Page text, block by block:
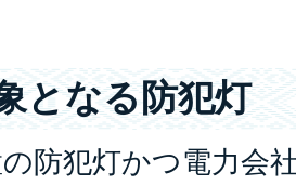
となる防犯灯
防犯灯かつ電力会